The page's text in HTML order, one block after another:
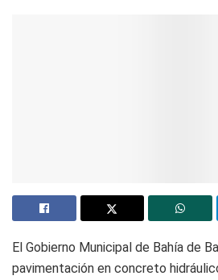
El Gobierno Municipal de Bahía de
pavimentación en concreto